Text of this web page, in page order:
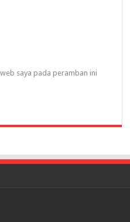
saya pada peramban ini